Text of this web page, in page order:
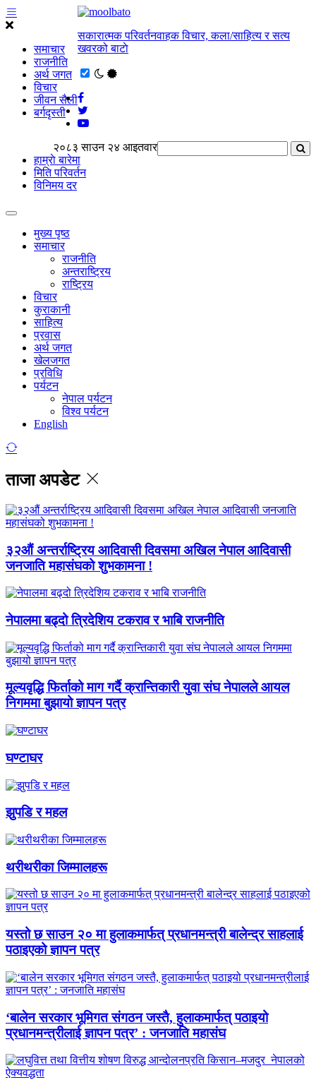
समाचार
राजनीति
अर्थ जगत
विचार
जीवन सैली
बर्गदृस्ती
सकारात्मक परिवर्तनवाहक विचार, कला/साहित्य र सत्य
खवरको बाटाे
२०८३ साउन २४ आइतवार
हाम्राे बारेमा
मिति परिवर्तन
विनिमय दर
मुख्य पृष्ठ
समाचार
राजनीति
अन्तराष्ट्रिय
राष्ट्रिय
विचार
कुराकानी
साहित्य
प्रवास
अर्थ जगत
खेलजगत
प्रविधि
पर्यटन
नेपाल पर्यटन
विश्व पर्यटन
English
ताजा अपडेट
३२औं अन्तर्राष्ट्रिय आदिवासी दिवसमा अखिल नेपाल आदिवासी
जनजाति महासंघको शुभकामना !
नेपालमा बढ्दो त्रिदेशिय टकराव र भाबि राजनीति
मूल्यवृद्धि फिर्ताको माग गर्दै क्रान्तिकारी युवा संघ नेपालले आयल
निगममा बुझायो ज्ञापन पत्र
घण्टाघर
झुपडि र महल
थरीथरीका जिम्मालहरू
यस्तो छ साउन २० मा हुलाकमार्फत् प्रधानमन्त्री बालेन्द्र साहलाई
पठाइएको ज्ञापन पत्र
‘बालेन सरकार भूमिगत संगठन जस्तै, हुलाकमार्फत् पठाइयो
प्रधानमन्त्रीलाई ज्ञापन पत्र’ : जनजाति महासंघ